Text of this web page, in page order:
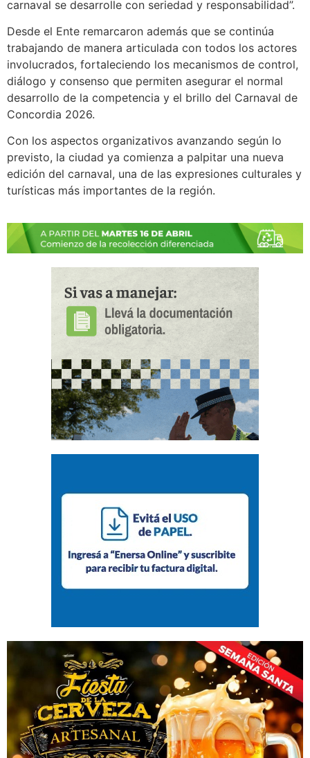
carnaval se desarrolle con seriedad y responsabilidad”.
Desde el Ente remarcaron además que se continúa
trabajando de manera articulada con todos los actores
involucrados, fortaleciendo los mecanismos de control,
diálogo y consenso que permiten asegurar el normal
desarrollo de la competencia y el brillo del Carnaval de
Concordia 2026.
Con los aspectos organizativos avanzando según lo
previsto, la ciudad ya comienza a palpitar una nueva
edición del carnaval, una de las expresiones culturales y
turísticas más importantes de la región.